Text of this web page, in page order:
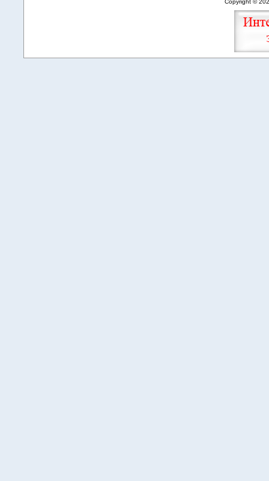
Copyright ©